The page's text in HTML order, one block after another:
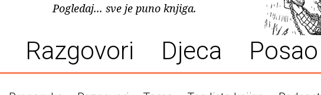
Pogledaj... sve je puno knjiga.
Razgovori Djeca Posao